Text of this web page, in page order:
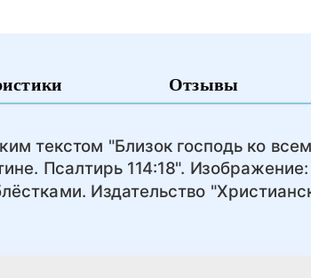
Отзывы
текстом "Близок господь ко
Псалтирь 114:18".
Издательство